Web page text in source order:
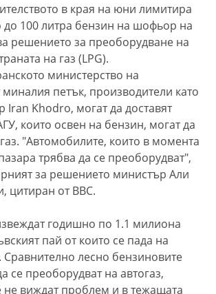
в края на юни лимитира
до 100 литра бензин на шофьор на
решението за преоборудване на
на газ (LPG).
министерство на
миналия петък, производители като
Iran Khodrо, могат да доставят
които освен на бензин, могат да
"Автомобилите, които в момента
трябва да се преоборудват",
за решението министър Али
цитиран от BBC.
годишно по 1.1 милиона
пай от които се пада на
Сравнително лесно бензиновите
се преоборудват на автогаз,
не виждат проблем и в тежащата